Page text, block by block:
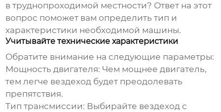
в труднопроходимой местности? Ответ на этот
вопрос поможет вам определить тип и
характеристики необходимой машины.
Учитывайте технические характеристики
Обратите внимание на следующие параметры:
Мощность двигателя: Чем мощнее двигатель,
тем легче вездеход будет преодолевать
препятствия.
Тип трансмиссии: Выбирайте вездеход с